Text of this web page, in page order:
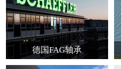
德国FAG轴承